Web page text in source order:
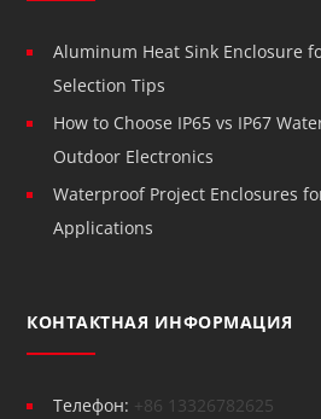
Aluminum Heat Sink Enclosure
Selection Tips
How to Choose IP65 vs IP67
Outdoor Electronics
Waterproof Project Enclosures
Applications
КОНТАКТНАЯ ИНФОРМАЦИЯ
Телефон: +86 13326782625